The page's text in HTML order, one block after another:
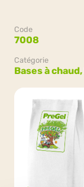
Code
7008
Catégorie
Bases à chaud,